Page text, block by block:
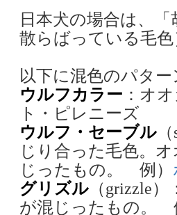
日本犬の場合は、
散らばっている毛
以下に混色のパタ
ウルフカラー ：オ
ト・ピレニーズ
ウルフ・セーブル
じり合った毛色。
じったもの。 例）
グリズル （grizzle
が混じったもの。